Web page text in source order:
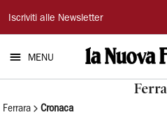
La
Nuova
Ferrara
Iscriviti alle Newsletter
MENU
Ferrara Cronaca